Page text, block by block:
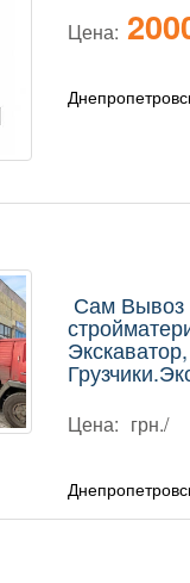
Цена:
Сам Вывоз
Цена: грн./